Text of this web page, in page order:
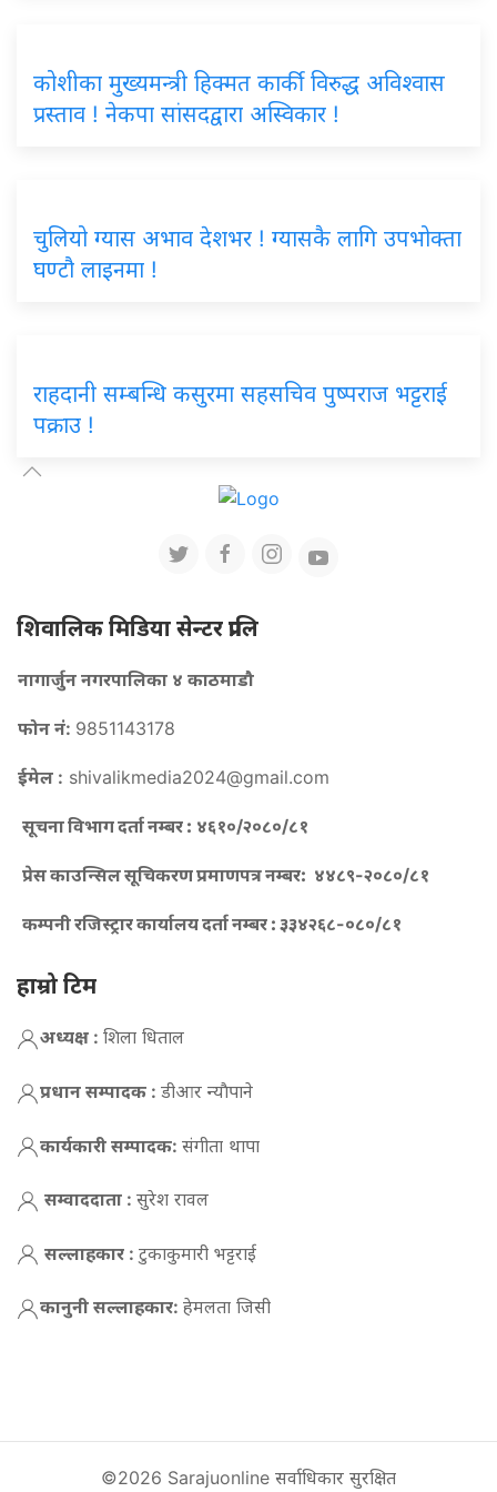
कोशीका मुख्यमन्त्री हिक्मत कार्की विरुद्ध अविश्वास
प्रस्ताव ! नेकपा सांसदद्वारा अस्विकार !
चुलियो ग्यास अभाव देशभर ! ग्यासकै लागि उपभोक्ता
घण्टौ लाइनमा !
राहदानी सम्बन्धि कसुरमा सहसचिव पुष्पराज भट्टराई
पक्राउ !
शिवालिक मिडिया सेन्टर प्रालि
नागार्जुन नगरपालिका ४ काठमाडौ
फोन नं: 9851143178
ईमेल : shivalikmedia2024@gmail.com
सूचना विभाग दर्ता नम्बर : ४६१०/२०८०/८१
प्रेस काउन्सिल सूचिकरण प्रमाणपत्र नम्बर: ४४८९-२०८०/८१
कम्पनी रजिस्ट्रार कार्यालय दर्ता नम्बर : ३३४२६८-०८०/८१
हाम्रो टिम
अध्यक्ष : शिला धिताल
प्रधान सम्पादक : डीआर न्याैपाने
कार्यकारी सम्पादक: संगीता थापा
सम्वाददाता : सुरेश रावल
सल्लाहकार : टुकाकुमारी भट्टराई
कानुनी सल्लाहकार: हेमलता जिसी
©2026 Sarajuonline सर्वाधिकार सुरक्षित